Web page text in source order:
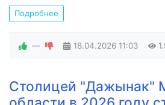
Подробнее
— 18.04.2026 11:03
Столицей "Дажынак"